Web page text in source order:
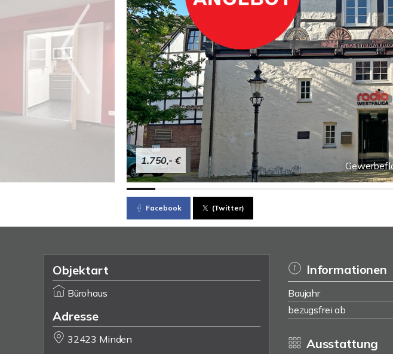
1.750,- €
Facebook (Twitter)
Objektart
Bürohaus
Adresse
32423 Minden
Informationen
Baujahr
bezugsfrei ab
Ausstattung